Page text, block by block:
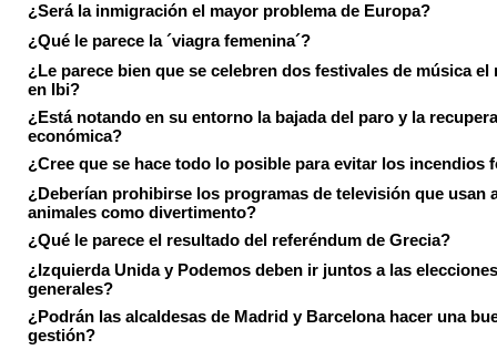
¿Será la inmigración el mayor problema de Europa?
¿Qué le parece la ´viagra femenina´?
¿Le parece bien que se celebren dos festivales de música el
en Ibi?
¿Está notando en su entorno la bajada del paro y la
económica?
¿Cree que se hace todo lo posible para evitar los incendios
¿Deberían prohibirse los programas de televisión que usan
animales como divertimento?
¿Qué le parece el resultado del referéndum de Grecia?
¿Izquierda Unida y Podemos deben ir juntos a las elecciones
generales?
¿Podrán las alcaldesas de Madrid y Barcelona hacer una
gestión?